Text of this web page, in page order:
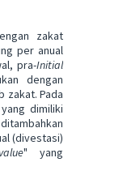
zakat
per anual
pra-Initial
dengan
zakat. Pada
dimiliki
(divestasi)
" yang